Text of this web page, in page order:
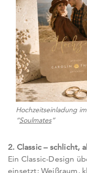
Hochzeitseinladung
“Soulmates”
2. Classic – schlicht,
Ein Classic-Design
einsetzt: Weißraum,